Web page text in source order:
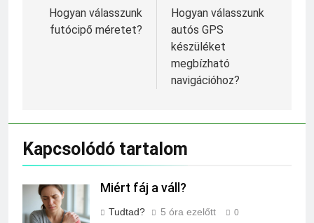
navigáció
Hogyan válasszunk
futócipő méretet?
Hogyan válasszunk
autós GPS
készüléket
megbízható
navigációhoz?
Kapcsolódó tartalom
Miért fáj a váll?
Tudtad? 5 óra ezelőtt 0